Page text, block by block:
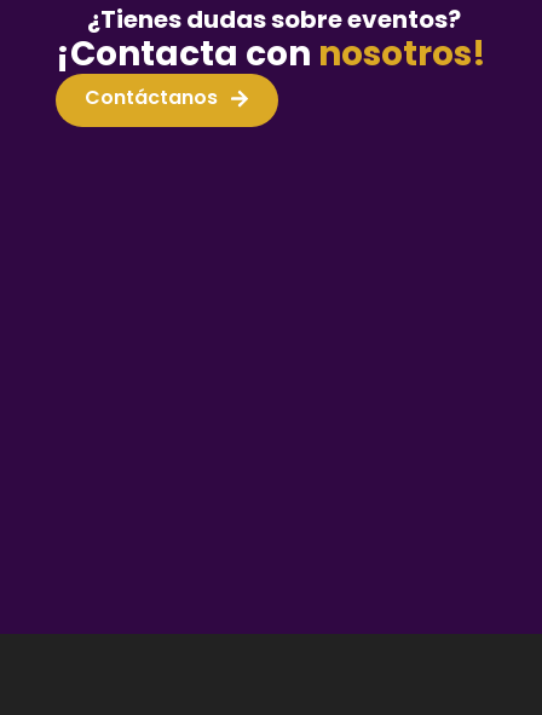
¿Tienes dudas sobre eventos?
¡Contacta con nosotros!
Contáctanos